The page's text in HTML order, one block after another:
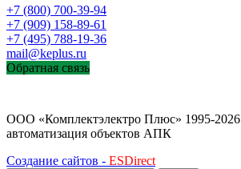
+7 (800) 700-39-94
+7 (909) 158-89-61
+7 (495) 788-19-36
mail@keplus.ru
Обратная связь
ООО «Комплектэлектро Плюс» 1995-2026
автоматизация объектов АПК
Создание сайтов - ESDirect